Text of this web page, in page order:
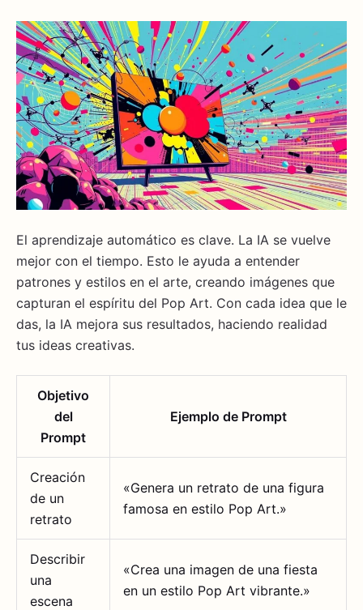
El aprendizaje automático es clave. La IA se vuelve
mejor con el tiempo. Esto le ayuda a entender
patrones y estilos en el arte, creando imágenes que
capturan el espíritu del Pop Art. Con cada idea que le
das, la IA mejora sus resultados, haciendo realidad
tus ideas creativas.
Objetivo
del
Prompt
Ejemplo de Prompt
Creación
de un
retrato
«Genera un retrato de una figura
famosa en estilo Pop Art.»
Describir
una
escena
«Crea una imagen de una fiesta
en un estilo Pop Art vibrante.»